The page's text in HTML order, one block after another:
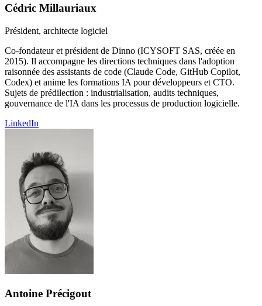
Cédric Millauriaux
Président, architecte logiciel
Co-fondateur et président de Dinno (ICYSOFT SAS, créée en
2015). Il accompagne les directions techniques dans l'adoption
raisonnée des assistants de code (Claude Code, GitHub Copilot,
Codex) et anime les formations IA pour développeurs et CTO.
Sujets de prédilection : industrialisation, audits techniques,
gouvernance de l'IA dans les processus de production logicielle.
LinkedIn
Antoine Précigout